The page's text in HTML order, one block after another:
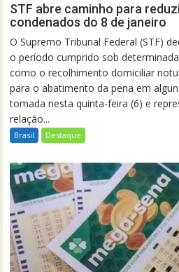
STF abre caminho para
condenados do 8 de janeiro
O Supremo Tribunal Federal (STF)
o período cumprido sob
como o recolhimento domiciliar
para o abatimento da pena em
tomada nesta quinta-feira (6) e
relação...
Brasil Destaque